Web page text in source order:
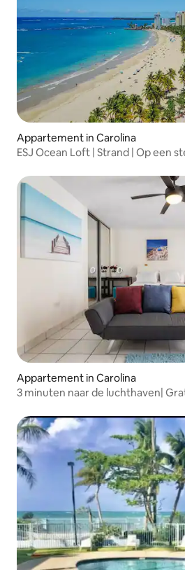
Appartement in Carolina
ESJ Ocean Loft | Strand | Op een
Appartement in Carolina
3 minuten naar de luchthaven|